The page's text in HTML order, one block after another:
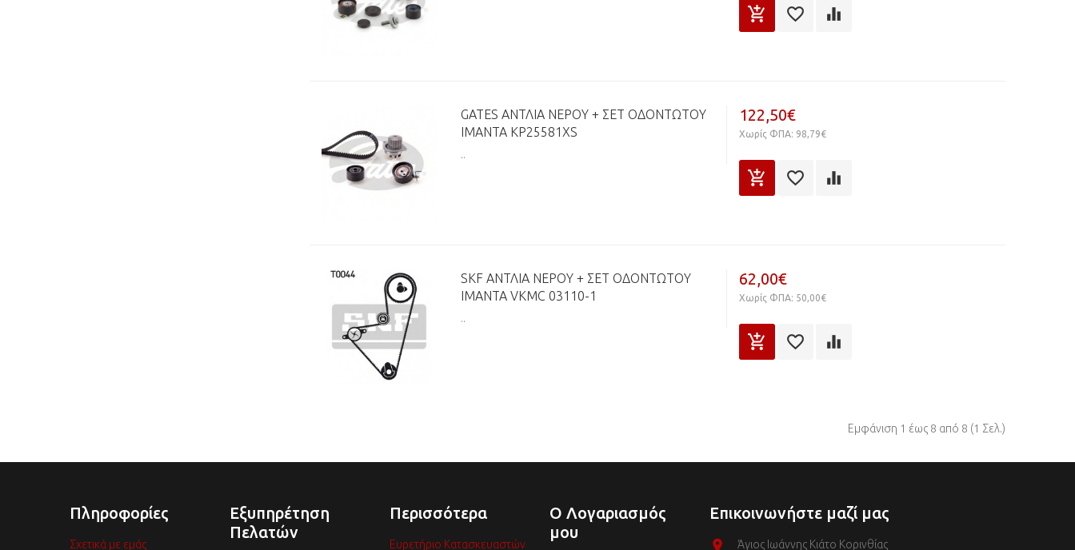
GATES ΑΝΤΛΊΑ ΝΕΡΟΎ + ΣΕΤ ΟΔΟΝΤΩΤΟΎ
ΙΜΆΝΤΑ KP25581XS
..
122,50€
Χωρίς ΦΠΑ: 98,79€
SKF ΑΝΤΛΊΑ ΝΕΡΟΎ + ΣΕΤ ΟΔΟΝΤΩΤΟΎ
ΙΜΆΝΤΑ VKMC 03110-1
..
62,00€
Χωρίς ΦΠΑ: 50,00€
Εμφάνιση 1 έως 8 από 8 (1 Σελ.)
Πληροφορίες
Σχετικά με εμάς
Εξυπηρέτηση
Πελατών
Περισσότερα
Ευρετήριο Κατασκευαστών
Ο Λογαριασμός
μου
Επικοινωνήστε μαζί μας
Άγιος Ιωάννης Κιάτο Κορινθίας